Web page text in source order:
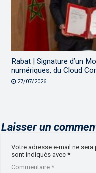
Rabat | Signature d’un
numériques, du Cloud
27/07/2026
Laisser un
Votre adresse e-mail ne sera
sont indiqués avec*
Commentaire*